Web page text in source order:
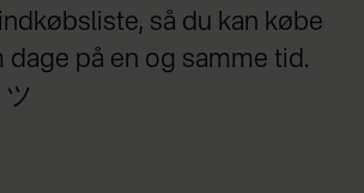
så du kan købe
dage på en og samme tid.